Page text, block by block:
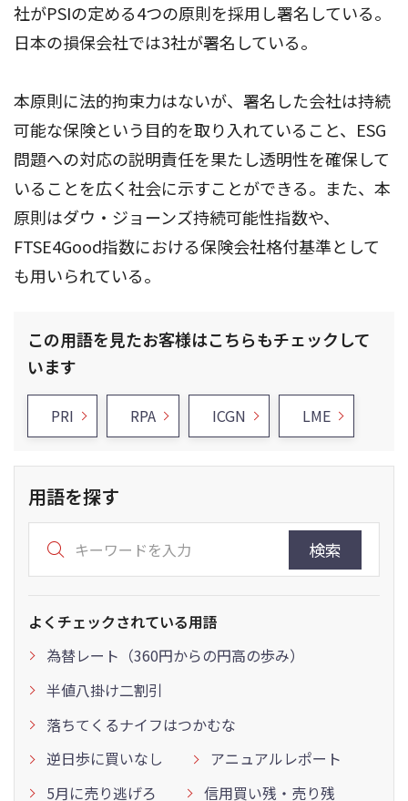
社がPSIの定める4つの原則を採用し署名している。
日本の損保会社では3社が署名している。
本原則に法的拘束力はないが、署名した会社は持続
可能な保険という目的を取り入れていること、ESG
問題への対応の説明責任を果たし透明性を確保して
いることを広く社会に示すことができる。また、本
原則はダウ・ジョーンズ持続可能性指数や、
FTSE4Good指数における保険会社格付基準として
も用いられている。
この用語を見たお客様はこちらもチェックして
います
PRI RPA ICGN LME
用語を探す
検索
よくチェックされている用語
為替レート（360円からの円高の歩み）
半値八掛け二割引
落ちてくるナイフはつかむな
逆日歩に買いなし
アニュアルレポート
5月に売り逃げろ
信用買い残・売り残